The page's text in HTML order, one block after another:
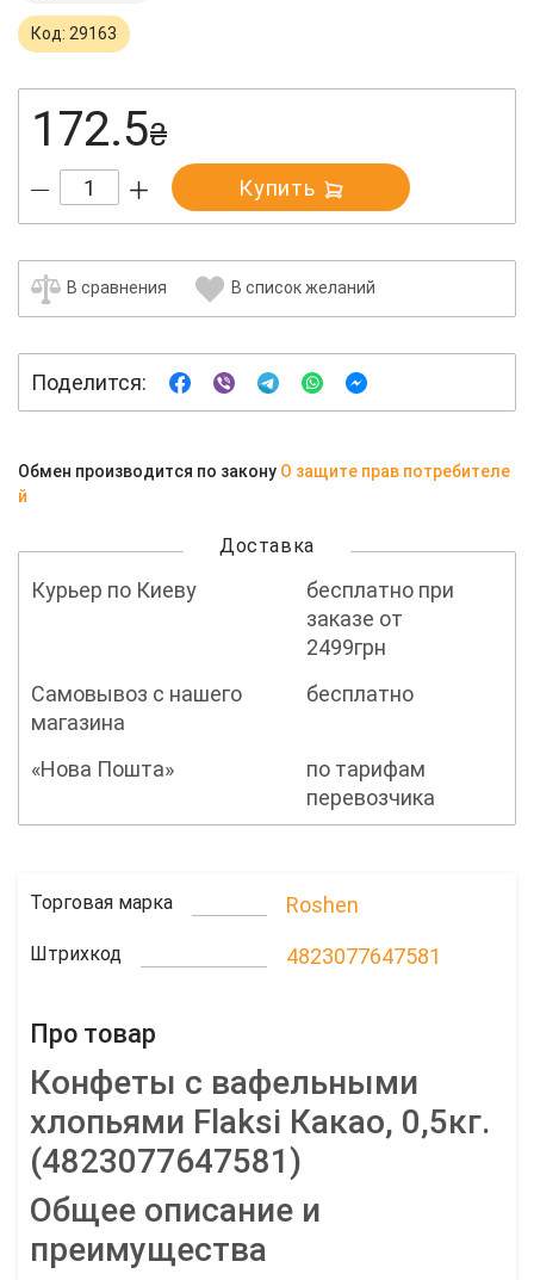
Код: 29163
172.5₴
Купить
В сравнения В список желаний
Поделится:
Обмен производится по закону О защите прав потребителе
й
Доставка
Курьер по Киеву
бесплатно при
заказе от
2499грн
Самовывоз с нашего
магазина
бесплатно
«Нова Пошта»
по тарифам
перевозчика
Торговая марка Roshen
Штрихкод 4823077647581
Про товар
Конфеты с вафельными
хлопьями Flaksi Какао, 0,5кг.
(4823077647581)
Общее описание и
преимущества